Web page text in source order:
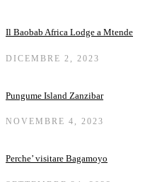
Il Baobab Africa Lodge a Mtende
DICEMBRE 2, 2023
Pungume Island Zanzibar
NOVEMBRE 4, 2023
Perche’ visitare Bagamoyo